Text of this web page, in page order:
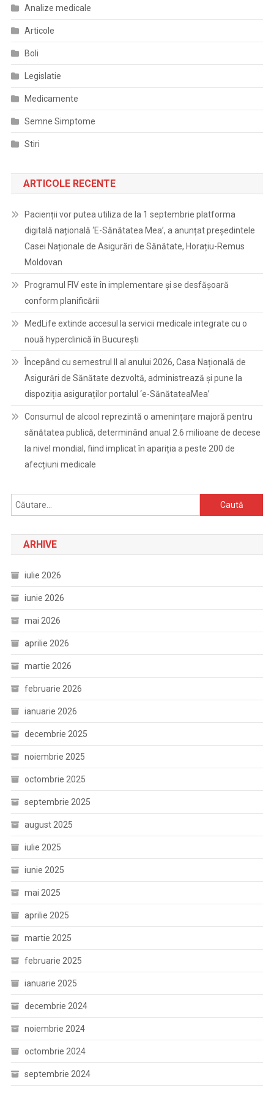
Analize medicale
Articole
Boli
Legislatie
Medicamente
Semne Simptome
Stiri
ARTICOLE RECENTE
Pacienții vor putea utiliza de la 1 septembrie platforma
digitală națională ‘E-Sănătatea Mea’, a anunțat președintele
Casei Naționale de Asigurări de Sănătate, Horațiu-Remus
Moldovan
Programul FIV este în implementare și se desfășoară
conform planificării
MedLife extinde accesul la servicii medicale integrate cu o
nouă hyperclinică în București
Începând cu semestrul II al anului 2026, Casa Națională de
Asigurări de Sănătate dezvoltă, administrează și pune la
dispoziția asiguraților portalul ‘e-SănătateaMea’
Consumul de alcool reprezintă o amenințare majoră pentru
sănătatea publică, determinând anual 2.6 milioane de decese
la nivel mondial, fiind implicat în apariția a peste 200 de
afecțiuni medicale
Caută
după:
ARHIVE
iulie 2026
iunie 2026
mai 2026
aprilie 2026
martie 2026
februarie 2026
ianuarie 2026
decembrie 2025
noiembrie 2025
octombrie 2025
septembrie 2025
august 2025
iulie 2025
iunie 2025
mai 2025
aprilie 2025
martie 2025
februarie 2025
ianuarie 2025
decembrie 2024
noiembrie 2024
octombrie 2024
septembrie 2024